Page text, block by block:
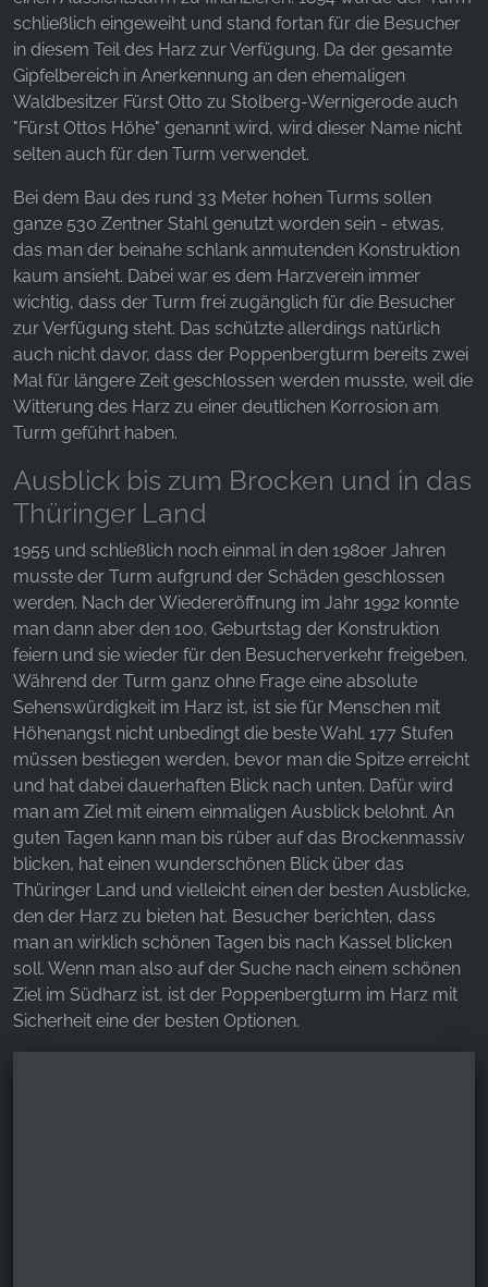
schließlich eingeweiht und stand fortan für die Besucher
in diesem Teil des Harz zur Verfügung. Da der gesamte
Gipfelbereich in Anerkennung an den ehemaligen
Waldbesitzer Fürst Otto zu Stolberg-Wernigerode auch
"Fürst Ottos Höhe" genannt wird, wird dieser Name nicht
selten auch für den Turm verwendet.
Bei dem Bau des rund 33 Meter hohen Turms sollen
ganze 530 Zentner Stahl genutzt worden sein - etwas,
das man der beinahe schlank anmutenden Konstruktion
kaum ansieht. Dabei war es dem Harzverein immer
wichtig, dass der Turm frei zugänglich für die Besucher
zur Verfügung steht. Das schützte allerdings natürlich
auch nicht davor, dass der Poppenbergturm bereits zwei
Mal für längere Zeit geschlossen werden musste, weil die
Witterung des Harz zu einer deutlichen Korrosion am
Turm geführt haben.
Ausblick bis zum Brocken und in das
Thüringer Land
1955 und schließlich noch einmal in den 1980er Jahren
musste der Turm aufgrund der Schäden geschlossen
werden. Nach der Wiedereröffnung im Jahr 1992 konnte
man dann aber den 100. Geburtstag der Konstruktion
feiern und sie wieder für den Besucherverkehr freigeben.
Während der Turm ganz ohne Frage eine absolute
Sehenswürdigkeit im Harz ist, ist sie für Menschen mit
Höhenangst nicht unbedingt die beste Wahl. 177 Stufen
müssen bestiegen werden, bevor man die Spitze erreicht
und hat dabei dauerhaften Blick nach unten. Dafür wird
man am Ziel mit einem einmaligen Ausblick belohnt. An
guten Tagen kann man bis rüber auf das Brockenmassiv
blicken, hat einen wunderschönen Blick über das
Thüringer Land und vielleicht einen der besten Ausblicke,
den der Harz zu bieten hat. Besucher berichten, dass
man an wirklich schönen Tagen bis nach Kassel blicken
soll. Wenn man also auf der Suche nach einem schönen
Ziel im Südharz ist, ist der Poppenbergturm im Harz mit
Sicherheit eine der besten Optionen.
Google LLC
Zweck:
Erhebung von Statistiken zur Website-Nutzung
Cookie Laufzeit:
24 Stunden - 2 Jahre
EXTERNE MEDIEN
Um Inhalte von Videoplattformen und Social Media
Plattformen anzeigen zu können, werden von
diesen externen Medien Cookies gesetzt.
YouTube